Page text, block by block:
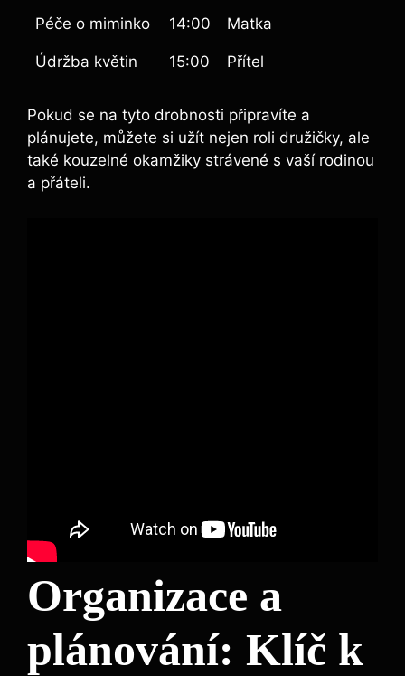
Péče ‌o miminko 14:00 Matka
Údržba květin 15:00 Přítel
Pokud se na tyto drobnosti připravíte a⁤
plánujete, můžete si‍ užít nejen roli družičky,​ ale
také⁣ kouzelné okamžiky‌ strávené s vaší rodinou⁢
a přáteli.
Organizace a​
plánování: ⁤Klíč k